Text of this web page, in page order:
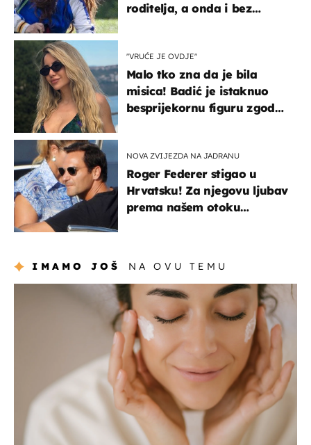
roditelja, a onda i bez
"VRUĆE JE OVDJE"
Malo tko zna da je bila
misica! Badić je istaknuo
besprijekornu figuru zgodne
NOVA ZVIJEZDA NA JADRANU
Roger Federer stigao u
Hrvatsku! Za njegovu ljubav
prema našem otoku
IMAMO JOŠ NA OVU TEMU
moda & ljepota